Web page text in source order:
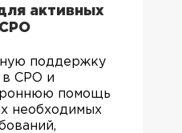
активных
поддержку
в СРО и
помощь
необходимых